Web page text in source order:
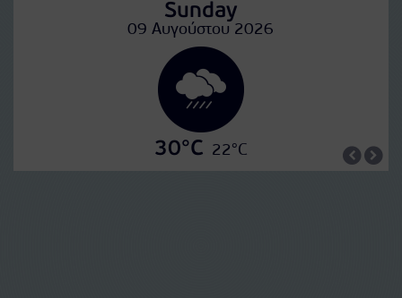
Sunday
09 Αυγούστου 2026
30°C 22°C